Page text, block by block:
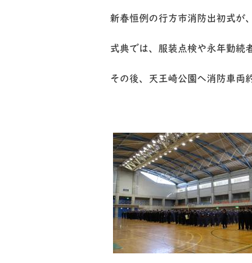
新春恒例の行方市消防出初式が
式典では、服装点検や永年勤続
その後、天王崎公園へ消防車両